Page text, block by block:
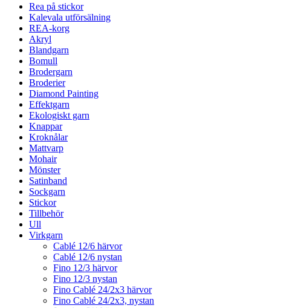
Rea på stickor
Kalevala utförsälning
REA-korg
Akryl
Blandgarn
Bomull
Brodergarn
Broderier
Diamond Painting
Effektgarn
Ekologiskt garn
Knappar
Kroknålar
Mattvarp
Mohair
Mönster
Satinband
Sockgarn
Stickor
Tillbehör
Ull
Virkgarn
Cablé 12/6 härvor
Cablé 12/6 nystan
Fino 12/3 härvor
Fino 12/3 nystan
Fino Cablé 24/2x3 härvor
Fino Cablé 24/2x3, nystan